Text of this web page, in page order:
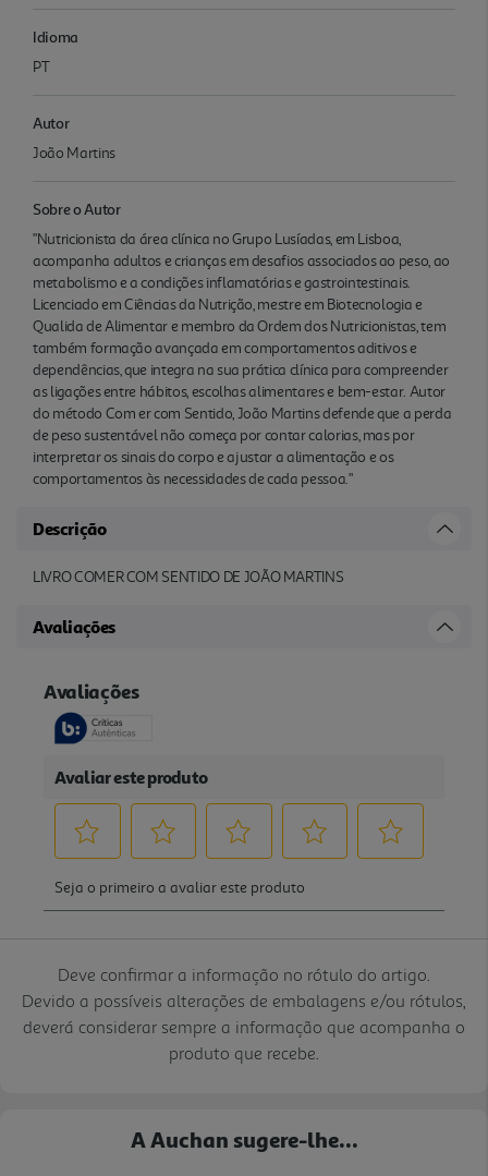
Idioma
PT
Autor
João Martins
Sobre o Autor
"Nutricionista da área clínica no Grupo Lusíadas, em Lisboa,
acompanha adultos e crianças em desafios associados ao peso, ao
metabolismo e a condições inflamatórias e gastrointestinais.
Licenciado em Ciências da Nutrição, mestre em Biotecnologia e
Qualida de Alimentar e membro da Ordem dos Nutricionistas, tem
também formação avançada em comportamentos aditivos e
dependências, que integra na sua prática clínica para compreender
as ligações entre hábitos, escolhas alimentares e bem-estar. Autor
do método Com er com Sentido, João Martins defende que a perda
de peso sustentável não começa por contar calorias, mas por
interpretar os sinais do corpo e ajustar a alimentação e os
comportamentos às necessidades de cada pessoa."
Descrição
LIVRO COMER COM SENTIDO DE JOÃO MARTINS
Avaliações
Deve confirmar a informação no rótulo do artigo.
Devido a possíveis alterações de embalagens e/ou rótulos,
deverá considerar sempre a informação que acompanha o
produto que recebe.
A Auchan sugere-lhe...